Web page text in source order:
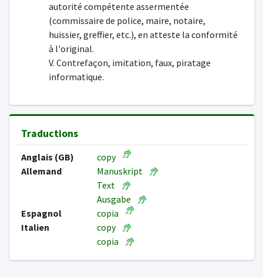
autorité compétente assermentée
(commissaire de police, maire, notaire,
huissier, greffier, etc.), en atteste la conformité
à l'original.
V. Contrefaçon, imitation, faux, piratage
informatique.
Traductions
Anglais (GB)
copy
Allemand
Manuskript
Text
Ausgabe
Espagnol
copia
Italien
copy
copia